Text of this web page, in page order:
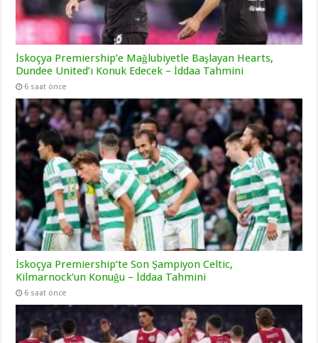
İskoçya Premiership’e Mağlubiyetle Başlayan Hearts,
Dundee United’ı Konuk Edecek – İddaa Tahmini
6 saat önce
İskoçya Premiership’te Son Şampiyon Celtic,
Kilmarnock’un Konuğu – İddaa Tahmini
6 saat önce